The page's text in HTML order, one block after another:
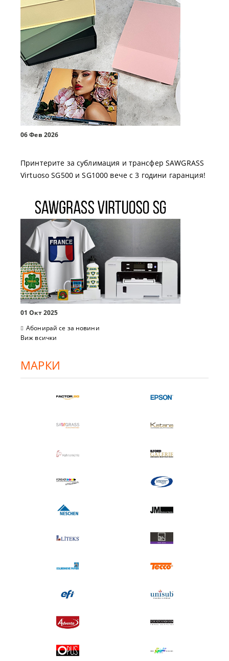
06 Фев 2026
Принтерите за сублимация и трансфер SAWGRASS
Virtuoso SG500 и SG1000 вече с 3 години гаранция!
01 Окт 2025
Абонирай се за новини
Виж всички
МАРКИ